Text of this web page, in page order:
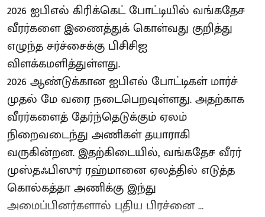
2026 ஐபிஎல் கிரிக்கெட் போட்டியில் வங்கதேச
வீரர்களை இணைத்துக் கொள்வது குறித்து
எழுந்த சர்ச்சைக்கு பிசிசிஐ
விளக்கமளித்துள்ளது.
2026 ஆண்டுக்கான ஐபிஎல் போட்டிகள் மார்ச்
முதல் மே வரை நடைபெறவுள்ளது. அதற்காக
வீரர்களைத் தேர்ந்தெடுக்கும் ஏலம்
நிறைவடைந்து அணிகள் தயாராகி
வருகின்றன. இதற்கிடையில், வங்கதேச வீரர்
முஸ்தஃபிஸுர் ரஹ்மானை ஏலத்தில் எடுத்த
கொல்கத்தா அணிக்கு இந்து
அமைப்பினர்களால் புதிய பிரச்னை ...